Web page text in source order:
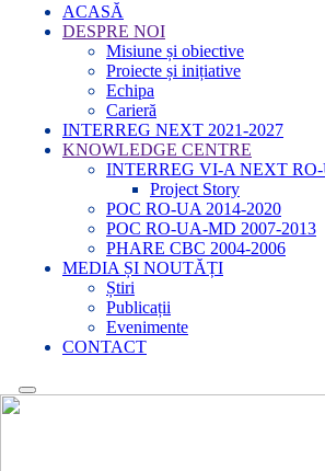
ACASĂ
DESPRE NOI
Misiune și obiective
Proiecte și inițiative
Echipa
Carieră
INTERREG NEXT 2021-2027
KNOWLEDGE CENTRE
INTERREG VI-A NEXT RO-
Project Story
POC RO-UA 2014-2020
POC RO-UA-MD 2007-2013
PHARE CBC 2004-2006
MEDIA ȘI NOUTĂȚI
Știri
Publicații
Evenimente
CONTACT